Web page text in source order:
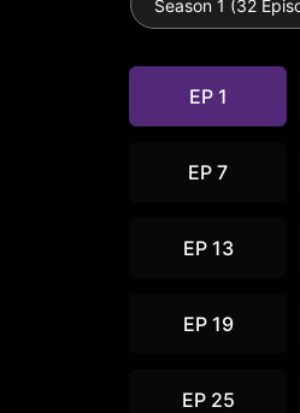
EP 1
EP 7
EP 13
EP 19
EP 25